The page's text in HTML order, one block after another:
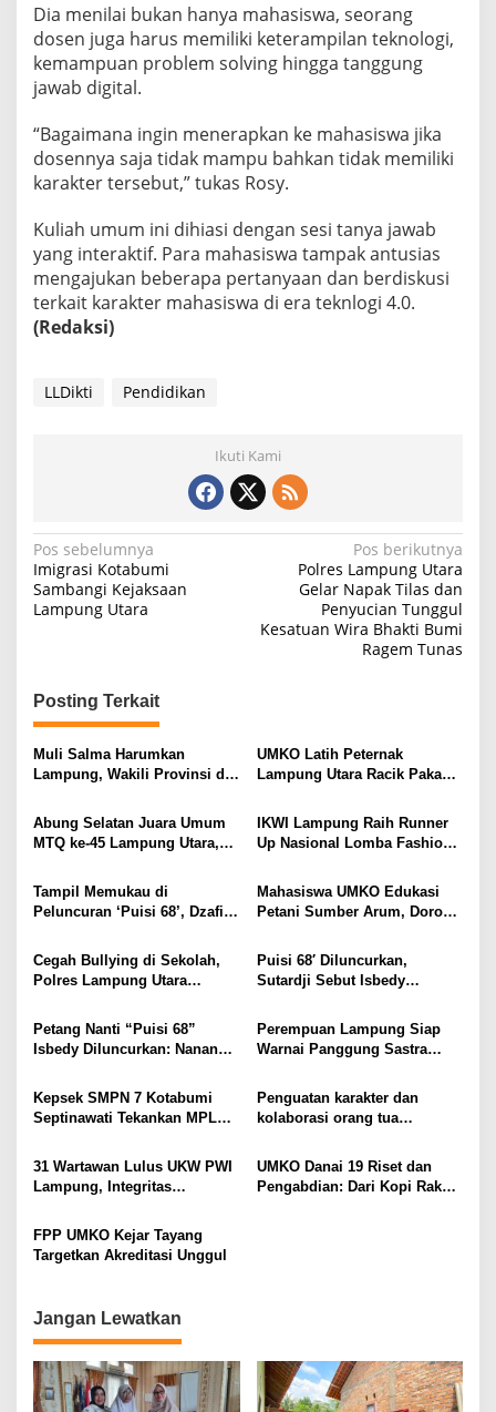
Dia menilai bukan hanya mahasiswa, seorang
dosen juga harus memiliki keterampilan teknologi,
kemampuan problem solving hingga tanggung
jawab digital.
“Bagaimana ingin menerapkan ke mahasiswa jika
dosennya saja tidak mampu bahkan tidak memiliki
karakter tersebut,” tukas Rosy.
Kuliah umum ini dihiasi dengan sesi tanya jawab
yang interaktif. Para mahasiswa tampak antusias
mengajukan beberapa pertanyaan dan berdiskusi
terkait karakter mahasiswa di era teknlogi 4.0.
(Redaksi)
LLDikti Pendidikan
Ikuti Kami
N
a
v
a
s
i
o
Pos sebelumnya
Imigrasi Kotabumi
Sambangi Kejaksaan
Lampung Utara
Pos berikutnya
Polres Lampung Utara
Gelar Napak Tilas dan
Penyucian Tunggul
Kesatuan Wira Bhakti Bumi
Ragem Tunas
Posting Terkait
Muli Salma Harumkan
Lampung, Wakili Provinsi di
“Kartografi Sunyi”
UMKO Latih Peternak
Lampung Utara Racik Pakan
Kemarau dan Harga Pakan
Mahal
Abung Selatan Juara Umum
MTQ ke-45 Lampung Utara,
dengan Prestasi Gemilang
IKWI Lampung Raih Runner
Up Nasional Lomba Fashion
Busana Saibatin Curi
Perhatian
Tampil Memukau di
Peluncuran ‘Puisi 68’, Dzafira
Menyentuh Inti Puisi
Mahasiswa UMKO Edukasi
Petani Sumber Arum, Dorong
Ramah Lingkungan
Cegah Bullying di Sekolah,
Polres Lampung Utara
Puisi 68′ Diluncurkan,
Sutardji Sebut Isbedy
Kualitas
Petang Nanti “Puisi 68”
Isbedy Diluncurkan: Nanang
Perempuan Lampung Siap
Warnai Panggung Sastra
Peluncuran Puisi 68 Isbedy
Stiawan ZS
Kepsek SMPN 7 Kotabumi
Septinawati Tekankan MPLS
Karakter Siswa Baru
Penguatan karakter dan
kolaborasi orang tua
Ramah 2026 di Kabupaten
Lampung Utara
31 Wartawan Lulus UKW PWI
Lampung, Integritas
UMKO Danai 19 Riset dan
Pengabdian: Dari Kopi Rakyat
FPP UMKO Kejar Tayang
Targetkan Akreditasi Unggul
Jangan Lewatkan